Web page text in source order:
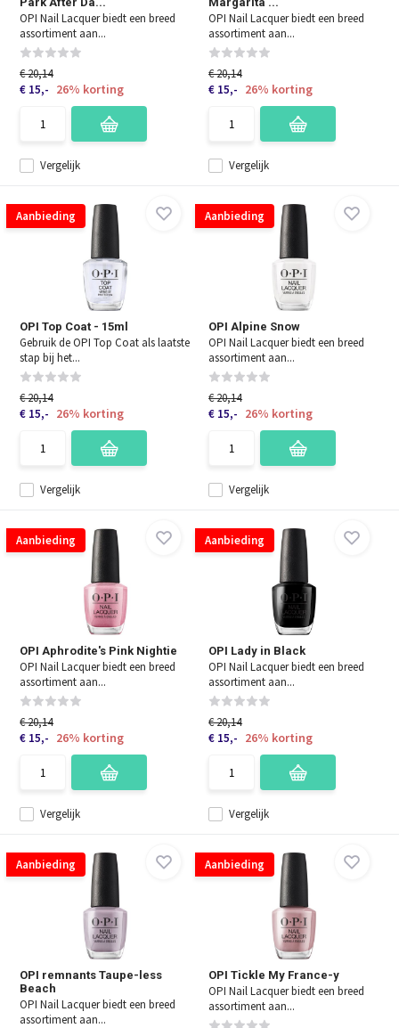
OPI Nail Lacquer biedt een breed
assortiment aan...
Vergelijk
€ 20,14
€ 15,- 26% korting
OPI Nail Lacquer biedt een breed
assortiment aan...
Vergelijk
€ 20,14
€ 15,- 26% korting
Aanbieding
OPI Top Coat - 15ml
Gebruik de OPI Top Coat als laatste
stap bij het...
Vergelijk
€ 20,14
€ 15,- 26% korting
Aanbieding
OPI Alpine Snow
OPI Nail Lacquer biedt een breed
assortiment aan...
Vergelijk
€ 20,14
€ 15,- 26% korting
Aanbieding
OPI Aphrodite's Pink Nightie
OPI Nail Lacquer biedt een breed
assortiment aan...
Vergelijk
€ 20,14
€ 15,- 26% korting
Aanbieding
OPI Lady in Black
OPI Nail Lacquer biedt een breed
assortiment aan...
Vergelijk
€ 20,14
€ 15,- 26% korting
Aanbieding
OPI remnants Taupe-less
Beach
OPI Nail Lacquer biedt een breed
assortiment aan...
Aanbieding
OPI Tickle My France-y
OPI Nail Lacquer biedt een breed
assortiment aan...